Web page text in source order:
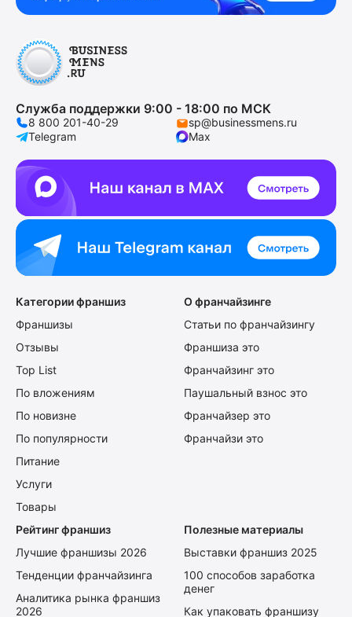
Служба поддержки 9:00 - 18:00 по МСК
8 800 201-40-29
sp@businessmens.ru
Telegram
Max
Категории франшиз
Франшизы
Отзывы
Top List
По вложениям
По новизне
По популярности
Питание
Услуги
Товары
О франчайзинге
Статьи по франчайзингу
Франшиза это
Франчайзинг это
Паушальный взнос это
Франчайзер это
Франчайзи это
Рейтинг франшиз
Лучшие франшизы 2026
Тенденции франчайзинга
Аналитика рынка франшиз
2026
Полезные материалы
Выставки франшиз 2025
100 способов заработка
денег
Как упаковать франшизу